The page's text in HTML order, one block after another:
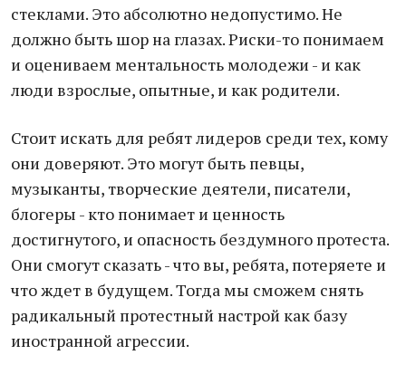
стеклами. Это абсолютно недопустимо. Не
должно быть шор на глазах. Риски-то понимаем
и оцениваем ментальность молодежи - и как
люди взрослые, опытные, и как родители.
Стоит искать для ребят лидеров среди тех, кому
они доверяют. Это могут быть певцы,
музыканты, творческие деятели, писатели,
блогеры - кто понимает и ценность
достигнутого, и опасность бездумного протеста.
Они смогут сказать - что вы, ребята, потеряете и
что ждет в будущем. Тогда мы сможем снять
радикальный протестный настрой как базу
иностранной агрессии.